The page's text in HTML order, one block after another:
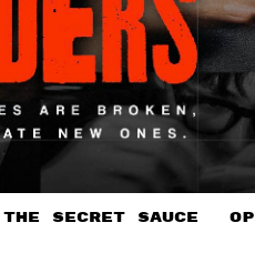
THE SECRET SAUCE​